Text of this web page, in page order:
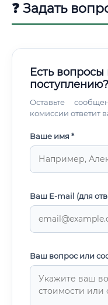
❓ Задать
Есть
поступлению?
Оставьте
комиссии ответит
Ваше имя *
Ваш E-mail (для
Ваш вопрос или